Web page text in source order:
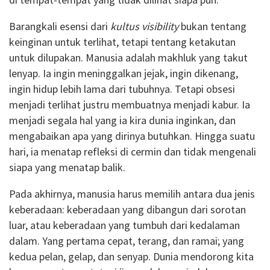
Barangkali esensi dari kultus visibilitybukan tentang
keinginan untuk terlihat, tetapi tentang ketakutan
untuk dilupakan. Manusia adalah makhluk yang takut
lenyap. Ia ingin meninggalkan jejak, ingin dikenang,
ingin hidup lebih lama dari tubuhnya. Tetapi obsesi
menjadi terlihat justru membuatnya menjadi kabur. Ia
menjadi segala hal yang ia kira dunia inginkan, dan
mengabaikan apa yang dirinya butuhkan. Hingga suatu
hari, ia menatap refleksi di cermin dan tidak mengenali
siapa yang menatap balik.
Pada akhirnya, manusia harus memilih antara dua jenis
keberadaan: keberadaan yang dibangun dari sorotan
luar, atau keberadaan yang tumbuh dari kedalaman
dalam. Yang pertama cepat, terang, dan ramai; yang
kedua pelan, gelap, dan senyap. Dunia mendorong kita